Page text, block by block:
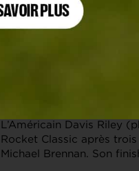
Davis Riley et Michael
Young coince, Adrien
L’Américain Davis Riley
Rocket Classic après
Michael Brennan. Son